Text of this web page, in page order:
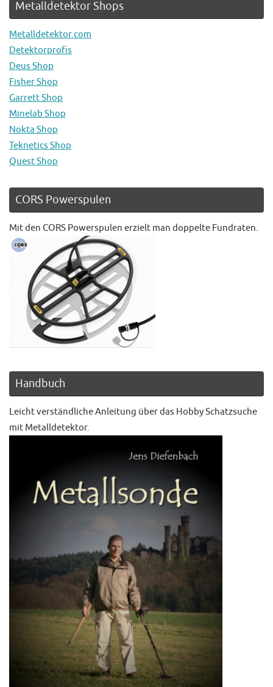
Metalldetektor Shops
Metalldetektor.com
Detektorprofis
Deus Shop
Fisher Shop
Garrett Shop
Minelab Shop
Nokta Shop
Teknetics Shop
Quest Shop
CORS Powerspulen
Mit den CORS Powerspulen erzielt man doppelte Fundraten.
Handbuch
Leicht verständliche Anleitung über das Hobby Schatzsuche
mit Metalldetektor.